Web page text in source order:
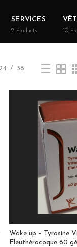
SERVICES
2 Products 10
24 36
Wake up – Tyrosine
Eleuthérocoque 60